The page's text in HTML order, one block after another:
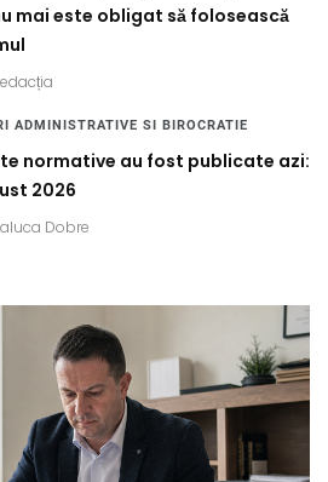
mai este obligat să folosească
ADMINISTRATIVE SI BIROCRATIE
normative au fost publicate azi:
2026
Dobre